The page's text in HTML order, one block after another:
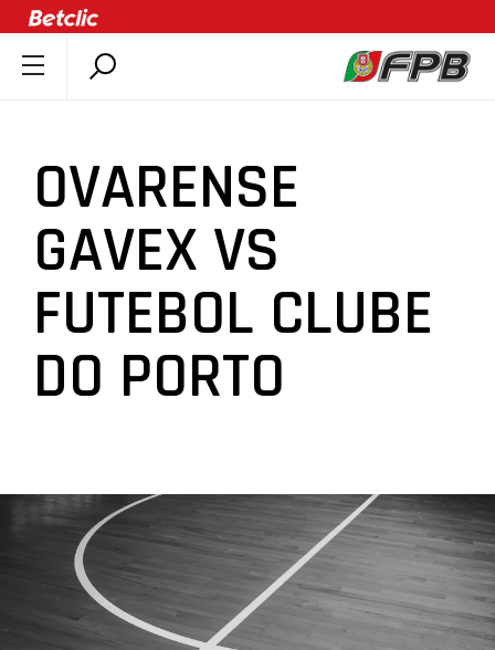
ÚLTIMAS
COMPETIÇÕES
ASSOCIAÇÕES
CLUBES
AGENTES
AGENDA
ÁREA TÉCNICA
PROJETOS
LIGA BETCLIC MASCULINA
LIGA BETCLIC FEMININA
OVARENSE
GAVEX VS
FUTEBOL CLUBE
DO PORTO